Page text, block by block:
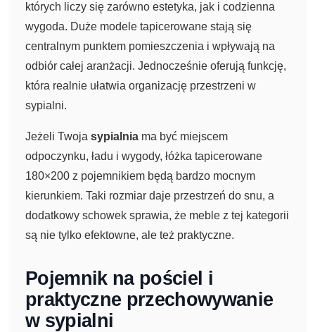
których liczy się zarówno estetyka, jak i codzienna
wygoda. Duże modele tapicerowane stają się
centralnym punktem pomieszczenia i wpływają na
odbiór całej aranżacji. Jednocześnie oferują funkcję,
która realnie ułatwia organizację przestrzeni w
sypialni.
Jeżeli Twoja sypialnia ma być miejscem
odpoczynku, ładu i wygody, łóżka tapicerowane
180×200 z pojemnikiem będą bardzo mocnym
kierunkiem. Taki rozmiar daje przestrzeń do snu, a
dodatkowy schowek sprawia, że meble z tej kategorii
są nie tylko efektowne, ale też praktyczne.
Pojemnik na pościel i
praktyczne przechowywanie
w sypialni